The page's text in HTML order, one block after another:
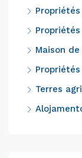
Maison
Terres